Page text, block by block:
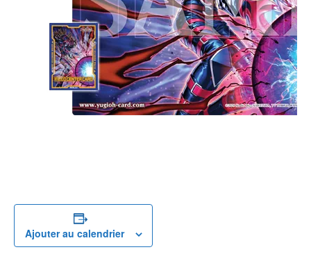
Ajouter au calendrier